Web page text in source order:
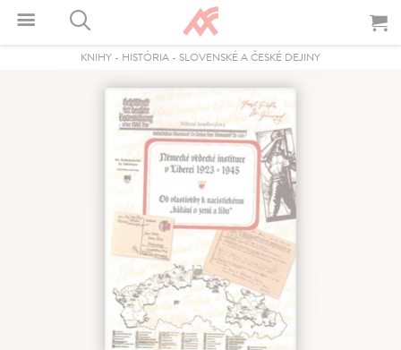
KNIHY - HISTÓRIA - SLOVENSKÉ A ČESKÉ DEJINY